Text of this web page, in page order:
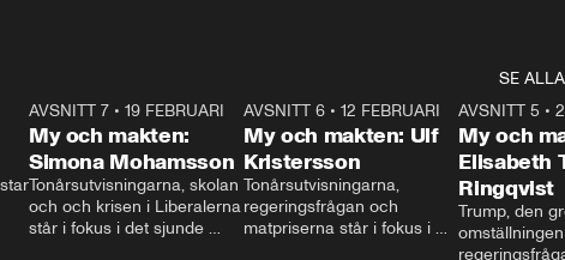
SE ALLA
24:30
AVSNITT 7• 19 FEBRUARI
My och makten:
Simona Mohamsson
Tonårsutvisningarna, skolan
och och krisen i Liberalerna
står i fokus i det sjunde
27:30
AVSNITT 6 •12 FEBRUARI
My och makten: Ulf
Kristersson
Tonårsutvisningarna,
regeringsfrågan och
matpriserna står i fokus i
AVSNITT 5 •
My och
Elisabeth
Ringqvist
Trump, den